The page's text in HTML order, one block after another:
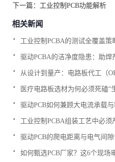
下一篇： 工业控制PCB功能解析
相关新闻
工业控制PCBA的测试全覆盖策
.
驱动PCBA的洁净度隐患：助
.
从设计到量产：电路板代工（
.
医疗电路板选材为何必须死磕“
.
驱动PCB如何兼顾大电流承载与
.
工业控制PCBA组装工艺中必须
.
驱动PCB的爬电距离与电气间
.
如何甄选PCB厂家？这6个现场
.